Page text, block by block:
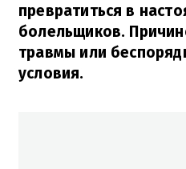
превратиться в
болельщиков.
травмы или
условия.